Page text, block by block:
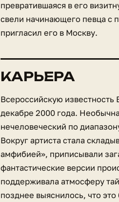
превратившаяся в его
свели начинающего певца с
пригласил его в Москву.
КАРЬЕРА
Всероссийскую
декабре 2000 года.
нечеловеческий по
Вокруг артиста стала
амфибией», приписывали
фантастические версии
поддерживала атмосферу
позднее выяснилось, что